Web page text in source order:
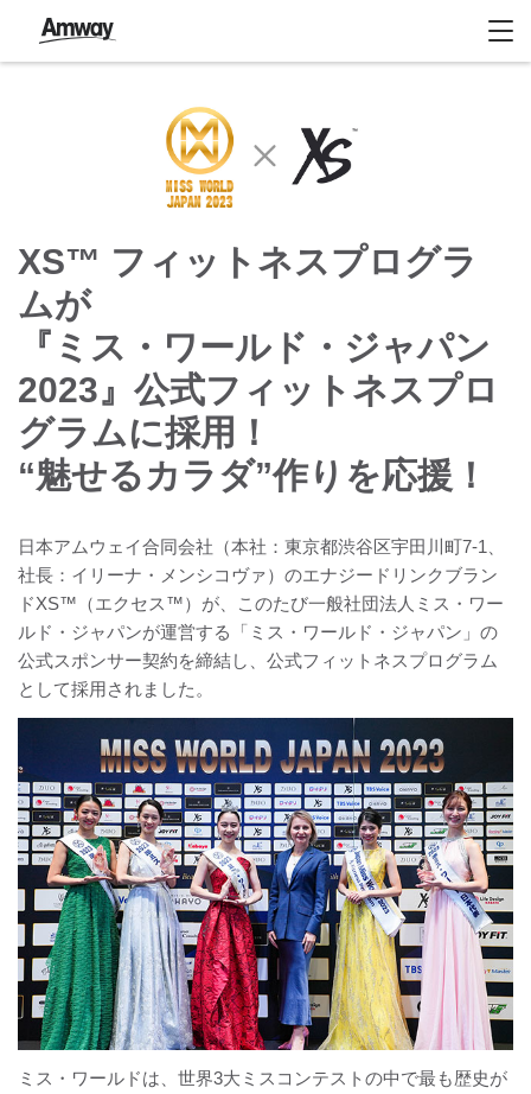
XS™ フィットネスプログラ
ムが
『ミス・ワールド・ジャパン
2023』公式フィットネスプロ
グラムに採用！
“魅せるカラダ”作りを応援！
日本アムウェイ合同会社（本社：東京都渋谷区宇田川町7-1、
社長：イリーナ・メンシコヴァ）のエナジードリンクブラン
ドXS™（エクセス™）が、このたび一般社団法人ミス・ワー
ルド・ジャパンが運営する「ミス・ワールド・ジャパン」の
公式スポンサー契約を締結し、公式フィットネスプログラム
として採用されました。
ミス・ワールドは、世界3大ミスコンテストの中で最も歴史が